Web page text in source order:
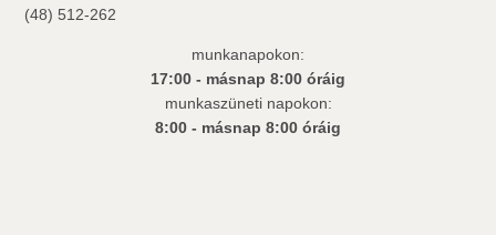
(48) 512-262
munkanapokon:
17:00 - másnap 8:00 óráig
munkaszüneti napokon:
8:00 - másnap 8:00 óráig